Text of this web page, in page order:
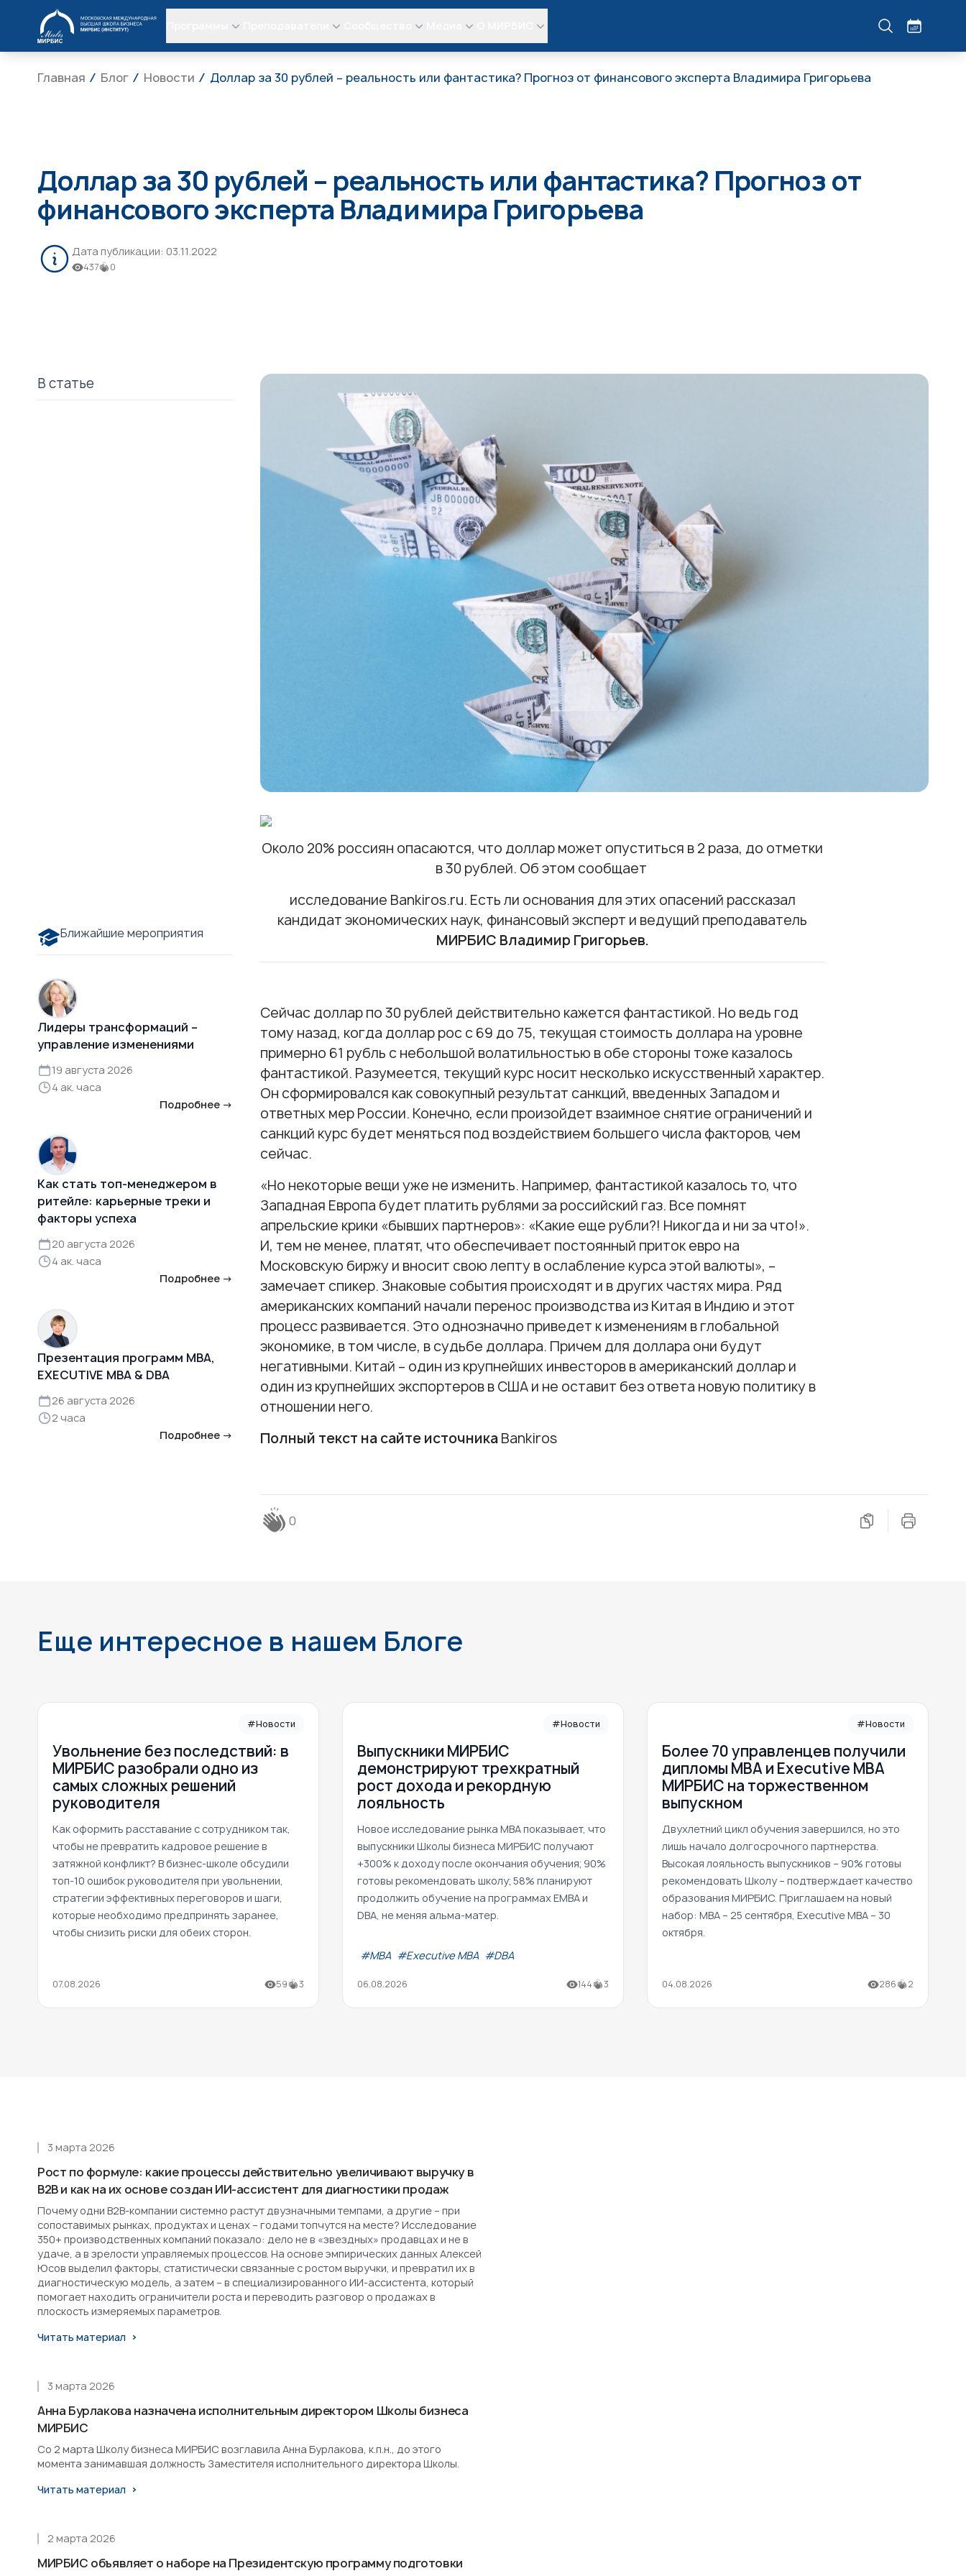
МИРБИС
Главная Блог Новости Доллар за 30 рублей – реальность или фантастика? Прогноз от финансового эксперта Владимира Григорьева
Доллар за 30 рублей – реальность или фантастика? Прогноз от
финансового эксперта Владимира Григорьева
Дата публикации: 03.11.2022
437 0
В статье
Около 20% россиян опасаются, что доллар может опуститься в 2 раза, до отметки
в 30 рублей. Об этом сообщает
исследование Bankiros.ru. Есть ли основания для этих опасений рассказал
кандидат экономических наук, финансовый эксперт и ведущий преподаватель
МИРБИС Владимир Григорьев.
Сейчас доллар по 30 рублей действительно кажется фантастикой. Но ведь год
тому назад, когда доллар рос с 69 до 75, текущая стоимость доллара на уровне
примерно 61 рубль с небольшой волатильностью в обе стороны тоже казалось
фантастикой. Разумеется, текущий курс носит несколько искусственный характер.
Он сформировался как совокупный результат санкций, введенных Западом и
ответных мер России. Конечно, если произойдет взаимное снятие ограничений и
санкций курс будет меняться под воздействием большего числа факторов, чем
сейчас.
«Но некоторые вещи уже не изменить. Например, фантастикой казалось то, что
Западная Европа будет платить рублями за российский газ. Все помнят
апрельские крики «бывших партнеров»: «Какие еще рубли?! Никогда и ни за что!».
И, тем не менее, платят, что обеспечивает постоянный приток евро на
Московскую биржу и вносит свою лепту в ослабление курса этой валюты», –
замечает спикер. Знаковые события происходят и в других частях мира. Ряд
американских компаний начали перенос производства из Китая в Индию и этот
процесс развивается. Это однозначно приведет к изменениям в глобальной
экономике, в том числе, в судьбе доллара. Причем для доллара они будут
негативными. Китай – один из крупнейших инвесторов в американский доллар и
один из крупнейших экспортеров в США и не оставит без ответа новую политику в
отношении него.
Полный текст на сайте источникаBankiros
Ближайшие мероприятия
Лидеры трансформаций –
управление изменениями
19 августа 2026
4 ак. часа
Подробнее →
Как стать топ-менеджером в
ритейле: карьерные треки и
факторы успеха
20 августа 2026
4 ак. часа
Подробнее →
Презентация программ MBA,
EXECUTIVE MBA & DBA
26 августа 2026
2 часа
Подробнее →
0
Еще интересное в нашем Блоге
#Новости
Увольнение без последствий: в
МИРБИС разобрали одно из
самых сложных решений
руководителя
Как оформить расставание с сотрудником так,
чтобы не превратить кадровое решение в
затяжной конфликт? В бизнес-школе обсудили
топ-10 ошибок руководителя при увольнении,
стратегии эффективных переговоров и шаги,
которые необходимо предпринять заранее,
чтобы снизить риски для обеих сторон.
07.08.2026 59 3
#Новости
Выпускники МИРБИС
демонстрируют трехкратный
рост дохода и рекордную
лояльность
Новое исследование рынка MBA показывает, что
выпускники Школы бизнеса МИРБИС получают
+300% к доходу после окончания обучения; 90%
готовы рекомендовать школу; 58% планируют
продолжить обучение на программах EMBA и
DBA, не меняя альма-матер.
#МВА #Executive MBA #DBA
06.08.2026 144 3
#Новости
Более 70 управленцев получили
дипломы MBA и Executive MBA
МИРБИС на торжественном
выпускном
Двухлетний цикл обучения завершился, но это
лишь начало долгосрочного партнерства.
Высокая лояльность выпускников – 90% готовы
рекомендовать Школу – подтверждает качество
образования МИРБИС. Приглашаем на новый
набор: MBA – 25 сентября, Executive MBA – 30
октября.
04.08.2026 286 2
Рост по формуле: какие процессы действительно увеличивают выручку в
B2B и как на их основе создан ИИ-ассистент для диагностики продаж
3 марта 2026
Почему одни B2B-компании системно растут двузначными темпами, а другие – при
сопоставимых рынках, продуктах и ценах – годами топчутся на месте? Исследование
350+ производственных компаний показало: дело не в «звездных» продавцах и не в
удаче, а в зрелости управляемых процессов. На основе эмпирических данных Алексей
Юсов выделил факторы, статистически связанные с ростом выручки, и превратил их в
диагностическую модель, а затем – в специализированного ИИ-ассистента, который
помогает находить ограничители роста и переводить разговор о продажах в
плоскость измеряемых параметров.
Читать материал
Анна Бурлакова назначена исполнительным директором Школы бизнеса
МИРБИС
3 марта 2026
Со 2 марта Школу бизнеса МИРБИС возглавила Анна Бурлакова, к.п.н., до этого
момента занимавшая должность Заместителя исполнительного директора Школы.
Читать материал
МИРБИС объявляет о наборе на Президентскую программу подготовки
2 марта 2026